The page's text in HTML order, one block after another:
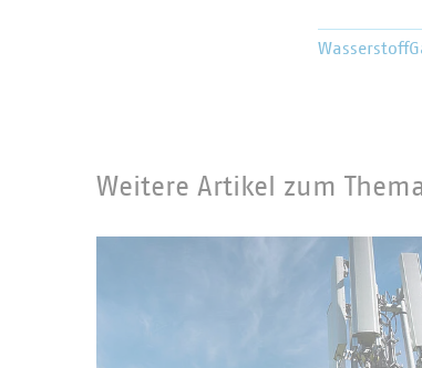
Wasserstoff
Weitere Artikel zum